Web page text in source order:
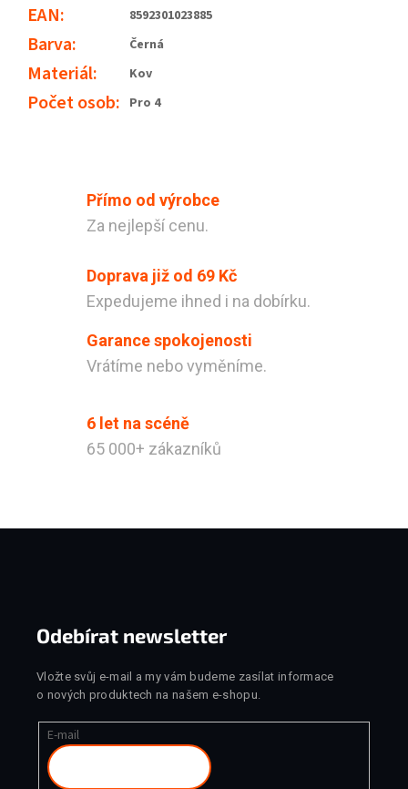
Přímo od výrobce
Za nejlepší cenu.
Doprava již od 69 Kč
Expedujeme ihned i na dobírku.
Garance spokojenosti
Vrátíme nebo vyměníme.
6 let na scéně
65 000+ zákazníků
EAN: 8592301023885
Barva: Černá
Materiál: Kov
Počet osob: Pro 4
Odebírat newsletter
Vložte svůj e-mail a my vám budeme zasílat informace
o nových produktech na našem e-shopu.
E-mail